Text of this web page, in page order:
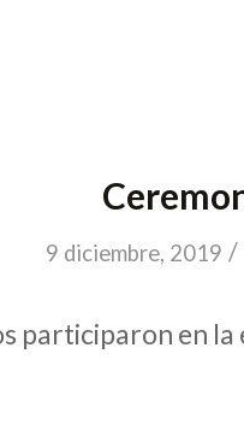
9 diciembre, 2019 /
participaron en